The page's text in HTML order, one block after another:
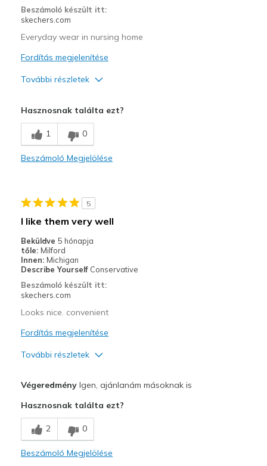
Sizing
Feels true to size
View On Shoes
Shoes are for Wearing
Beszámoló készült itt:
skechers.com
Everyday wear in nursing home
Fordítás megjelenítése
További részletek
Kontra
Unable to get in wide width
Casual Wear
Sizing
View On Shoes
Hasznosnak találta ezt?
1 0
Beszámoló Megjelölése
5
I like them very well
Beküldve 5 hónapja
tőle: Milford
Innen: Michigan
Describe Yourself Conservative
Beszámoló készült itt:
skechers.com
Looks nice. convenient
Fordítás megjelenítése
További részletek
Comfortable
Legjobb használat
Casual Wear
VégeredményIgen, ajánlanám másoknak is
Hasznosnak találta ezt?
2 0
Beszámoló Megjelölése